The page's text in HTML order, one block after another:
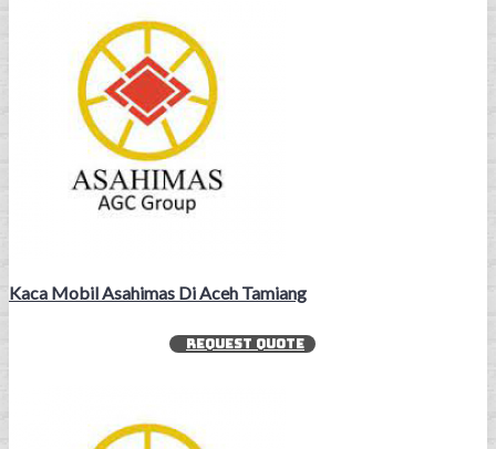
Kaca Mobil Asahimas Di Aceh Tamiang
REQUEST QUOTE